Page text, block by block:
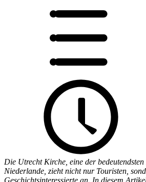
Die Utrecht Kirche, eine der
Niederlande, zieht nicht nur Touristen,
Geschichtsinteressierte an. In diesem